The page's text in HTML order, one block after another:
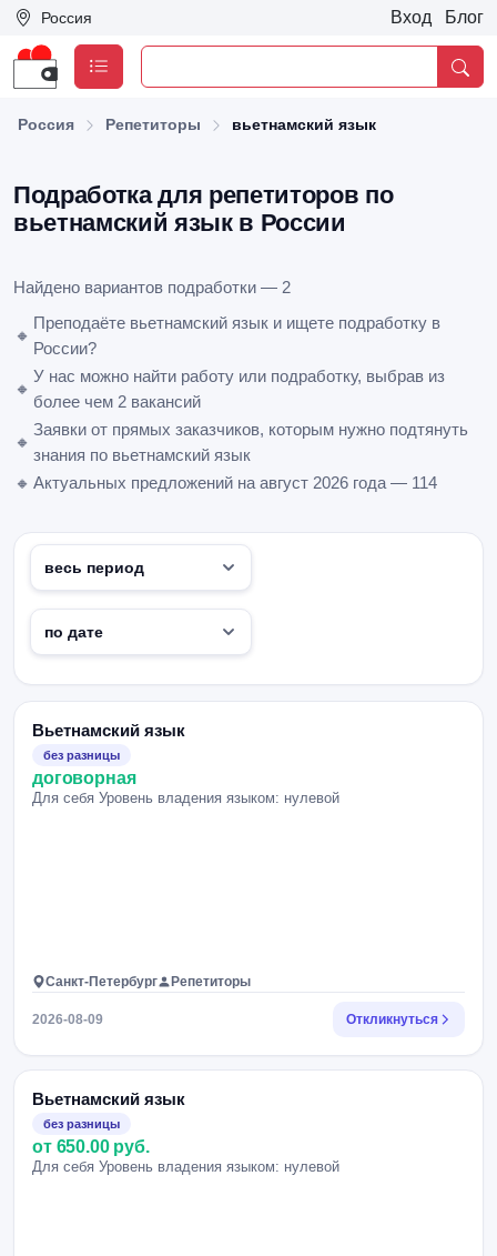
Россия Вход Блог
Россия Репетиторы вьетнамский язык
Подработка для репетиторов по
вьетнамский язык в России
Найдено вариантов подработки — 2
🔸
Преподаёте вьетнамский язык и ищете подработку в
России?
🔸
У нас можно найти работу или подработку, выбрав из
более чем 2 вакансий
🔸
Заявки от прямых заказчиков, которым нужно подтянуть
знания по вьетнамский язык
🔸 Актуальных предложений на август 2026 года — 114
Вьетнамский язык
без разницы
договорная
Для себя Уровень владения языком: нулевой
Санкт-Петербург Репетиторы
2026-08-09 Откликнуться
Вьетнамский язык
без разницы
от 650.00 руб.
Для себя Уровень владения языком: нулевой